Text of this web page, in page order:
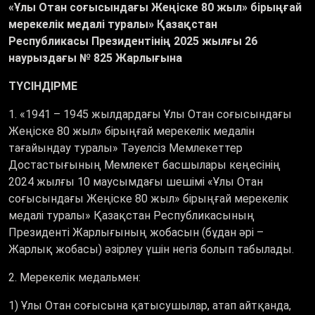
«Ұлы Отан соғысындағы Жеңіске 80 жыл» бірыңғай
мерекелік медалі туралы» Қазақстан
Республикасы Президентінің 2025 жылғы 26
наурыздағы № 825 Жарлығына
ТҮСІНДІРМЕ
1. «1941 – 1945 жылдардағы Ұлы Отан соғысындағы
Жеңіске 80 жыл» бірыңғай мерекелік медалін
тағайындау туралы» Тәуелсіз Мемлекеттер
Достастығының Мемлекет басшылары кеңесінің
2024 жылғы 10 маусымдағы шешімі «Ұлы Отан
соғысындағы Жеңіске 80 жыл» бірыңғай мерекелік
медалі туралы» Қазақстан Республикасының
Президенті Жарлығының жобасын (бұдан әрі –
Жарлық жобасы) әзірлеу үшін негіз болып табылады.
2. Мерекелік медальмен:
1) Ұлы Отан соғысына қатысушылар, атап айтқанда,